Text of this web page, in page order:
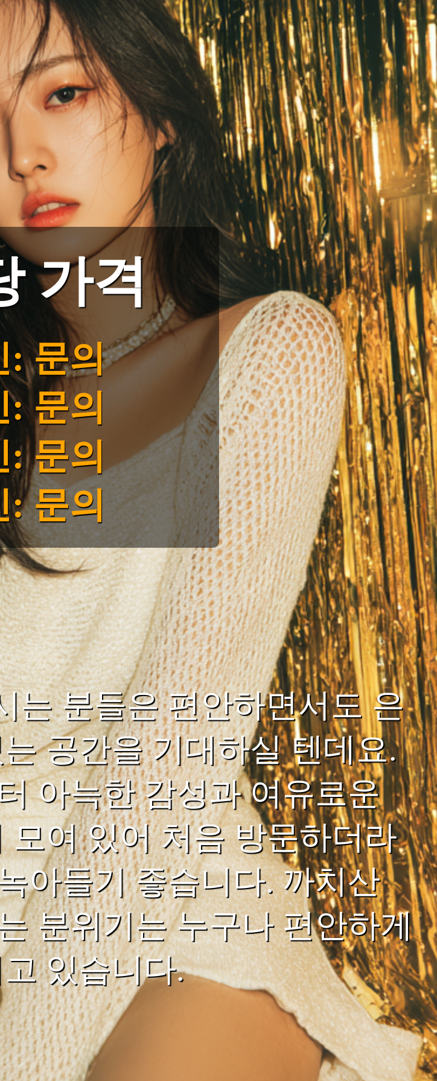
가격
: 문의
: 문의
: 문의
: 문의
는 분들은 편안하면서도 은
공간을 기대하실 텐데요.
아늑한 감성과 여유로운
여 있어 처음 방문하더라
아들기 좋습니다. 까치산
분위기는 누구나 편안하게
있습니다.